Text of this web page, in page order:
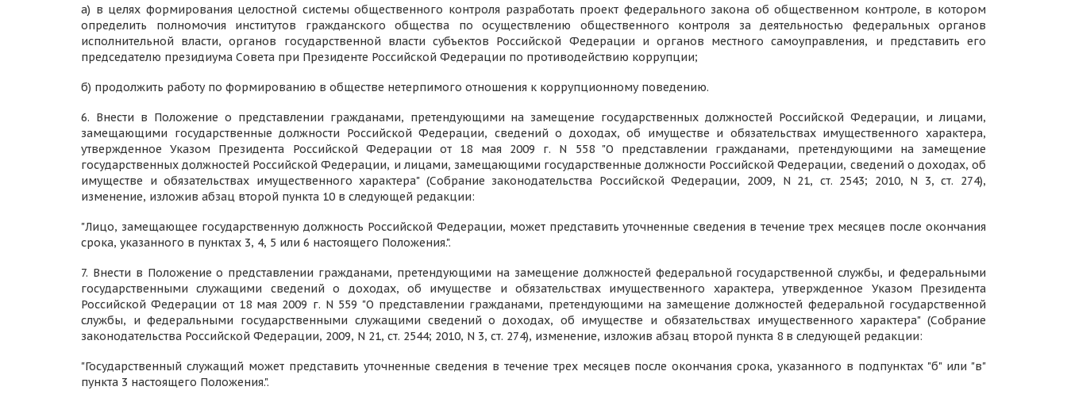
а) в целях формирования целостной системы общественного контроля разработать проект федерального закона об общественном контроле, в котором
определить полномочия институтов гражданского общества по осуществлению общественного контроля за деятельностью федеральных органов
исполнительной власти, органов государственной власти субъектов Российской Федерации и органов местного самоуправления, и представить его
председателю президиума Совета при Президенте Российской Федерации по противодействию коррупции;
б) продолжить работу по формированию в обществе нетерпимого отношения к коррупционному поведению.
6. Внести в Положение о представлении гражданами, претендующими на замещение государственных должностей Российской Федерации, и лицами,
замещающими государственные должности Российской Федерации, сведений о доходах, об имуществе и обязательствах имущественного характера,
утвержденное Указом Президента Российской Федерации от 18 мая 2009 г. N 558 "О представлении гражданами, претендующими на замещение
государственных должностей Российской Федерации, и лицами, замещающими государственные должности Российской Федерации, сведений о доходах, об
имуществе и обязательствах имущественного характера" (Собрание законодательства Российской Федерации, 2009, N 21, ст. 2543; 2010, N 3, ст. 274),
изменение, изложив абзац второй пункта 10 в следующей редакции:
"Лицо, замещающее государственную должность Российской Федерации, может представить уточненные сведения в течение трех месяцев после окончания
срока, указанного в пунктах 3, 4, 5 или 6 настоящего Положения.".
7. Внести в Положение о представлении гражданами, претендующими на замещение должностей федеральной государственной службы, и федеральными
государственными служащими сведений о доходах, об имуществе и обязательствах имущественного характера, утвержденное Указом Президента
Российской Федерации от 18 мая 2009 г. N 559 "О представлении гражданами, претендующими на замещение должностей федеральной государственной
службы, и федеральными государственными служащими сведений о доходах, об имуществе и обязательствах имущественного характера" (Собрание
законодательства Российской Федерации, 2009, N 21, ст. 2544; 2010, N 3, ст. 274), изменение, изложив абзац второй пункта 8 в следующей редакции:
"Государственный служащий может представить уточненные сведения в течение трех месяцев после окончания срока, указанного в подпунктах "б" или "в"
пункта 3 настоящего Положения.".